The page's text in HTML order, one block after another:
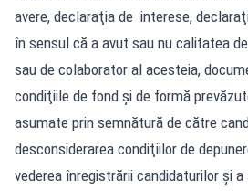
avere, declaraţia de interese,
în sensul că a avut sau nu calitatea
sau de colaborator al acesteia,
condiţiile de fond şi de formă
asumate prin semnătură de către
desconsiderarea condiţiilor de
vederea înregistrării candidaturilor şi